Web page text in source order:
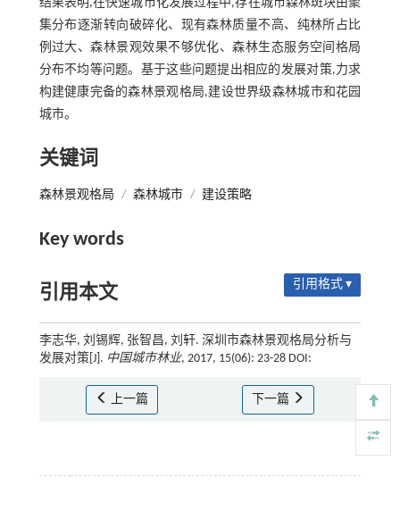
结果表明,在快速城市化发展过程中,存在城市森林斑块由聚
集分布逐渐转向破碎化、现有森林质量不高、纯林所占比
例过大、森林景观效果不够优化、森林生态服务空间格局
分布不均等问题。基于这些问题提出相应的发展对策,力求
构建健康完备的森林景观格局,建设世界级森林城市和花园
城市。
关键词
森林景观格局 / 森林城市 / 建设策略
Key words
引用本文 引用格式 ▾
李志华, 刘锡辉, 张智昌, 刘轩. 深圳市森林景观格局分析与
发展对策[J]. 中国城市林业, 2017, 15(06): 23-28 DOI:
上一篇 下一篇